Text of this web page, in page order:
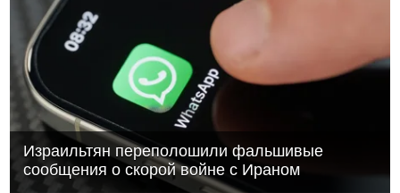
Израильтян переполошили фальшивые
сообщения о скорой войне с Ираном